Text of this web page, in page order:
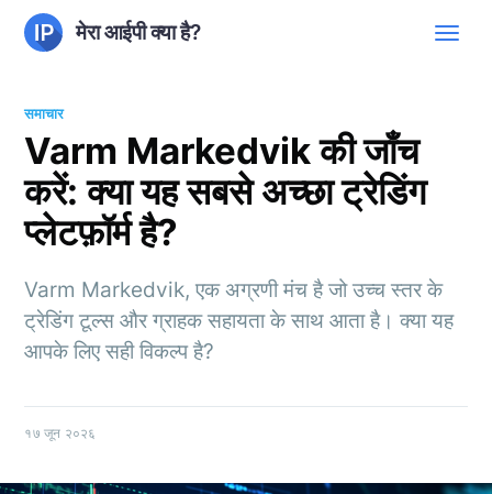
मेरा आईपी क्या है?
समाचार
Varm Markedvik की जाँच
करें: क्या यह सबसे अच्छा ट्रेडिंग
प्लेटफ़ॉर्म है?
Varm Markedvik, एक अग्रणी मंच है जो उच्च स्तर के
ट्रेडिंग टूल्स और ग्राहक सहायता के साथ आता है। क्या यह
आपके लिए सही विकल्प है?
१७ जून २०२६